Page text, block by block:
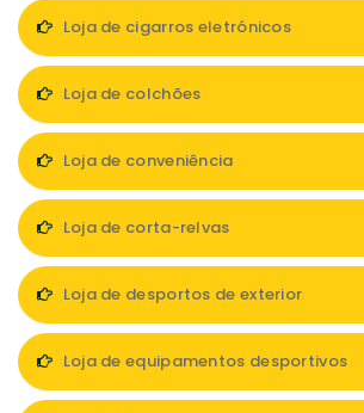
Loja de cigarros eletrónicos
Loja de colchões
Loja de conveniência
Loja de corta-relvas
Loja de desportos de exterior
Loja de equipamentos desportivos